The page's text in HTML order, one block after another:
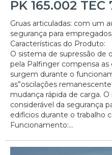
PK 165.002 TEC
Gruas articuladas: com um
segurança para empregados
Características do Produto:
O sistema de supressão de
pela Palfinger compensa
surgem durante o
as”oscilações
mudança rápida de carga.
considerável da segurança
edifícios durante o trabalho
Funcionamento:...